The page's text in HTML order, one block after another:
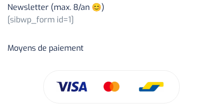
Newsletter (max. 8/an 😊)
[sibwp_form id=1]
Moyens de paiement